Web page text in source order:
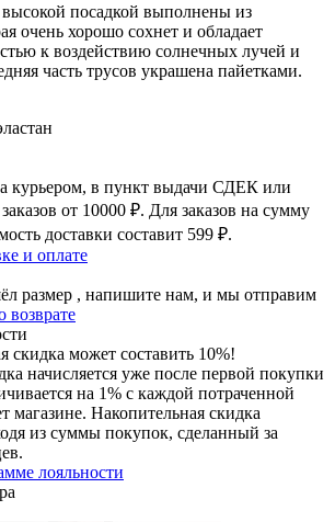
посадкой выполнены из
очень хорошо сохнет и обладает
к воздействию солнечных лучей и
часть трусов украшена пайетками.
курьером, в пункт выдачи СДЕК или
от 10000 ₽. Для заказов на сумму
доставки составит 599 ₽.
и оплате
размер , напишите нам, и мы отправим
возврате
скидка может составить 10%!
начисляется уже после первой покупки
на 1% с каждой потраченной
магазине. Накопительная скидка
из суммы покупок, сделанный за
лояльности